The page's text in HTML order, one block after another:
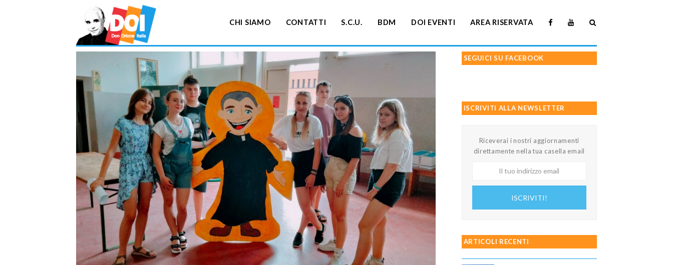
CHI SIAMO CONTATTI S.C.U. BDM DOI EVENTI AREA RISERVATA
SEGUICI SU FACEBOOK
ISCRIVITI ALLA NEWSLETTER
Riceverai i nostri aggiornamenti
direttamente nella tua casella email
ISCRIVITI!
ARTICOLI RECENTI